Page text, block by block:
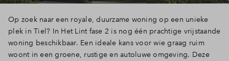
Op zoek naar een royale, duurzame woning op een unieke
plek in Tiel? In Het Lint fase 2 is nog één prachtige vrijstaande
woning beschikbaar. Een ideale kans voor wie graag ruim
woont in een groene, rustige en autoluwe omgeving. Deze